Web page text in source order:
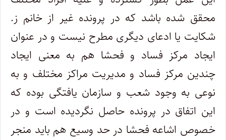
محقق شده باشد که در پرونده غیر از خانم ز.
شکایت یا ادعای دیگری مطرح نیست و در عنوان
ایجاد مرکز فساد و فحشا هم به معنی ایجاد
چندین مرکز فساد و مدیریت مراکز مختلف و به
نوعی به وجود شعب و سازمان یافتگی بوده که
این اتفاق در پرونده حاصل نگردیده است و در
خصوص اشاعه فحشا در حد وسیع هم باید منجر